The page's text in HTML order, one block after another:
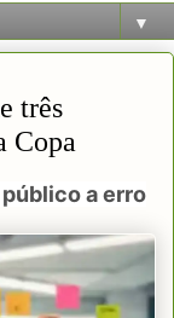
▼
três
Copa
a erro